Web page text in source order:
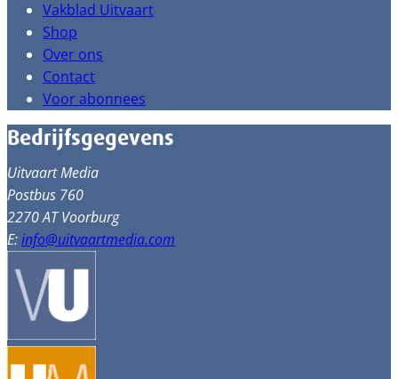
Vakblad Uitvaart
Shop
Over ons
Contact
Voor abonnees
Bedrijfsgegevens
Uitvaart Media
Postbus 760
2270 AT Voorburg
E:info@uitvaartmedia.com